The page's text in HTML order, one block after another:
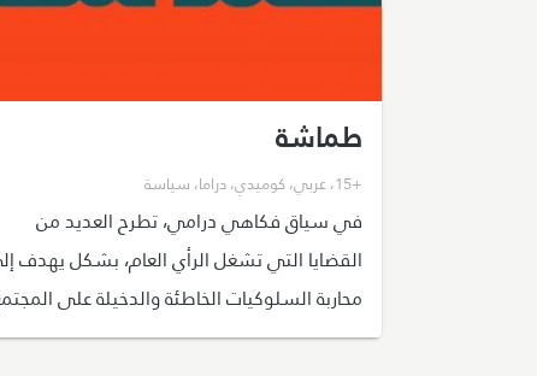
طماشة
+15 ،عربي، كوميدي،دراما، سياسة
في سياق فكاهي درامي، تطرح العديد من
القضايا التي تشغل الرأي العام، بشكل يهدف
محاربة السلوكيات الخاطئة والدخيلة على